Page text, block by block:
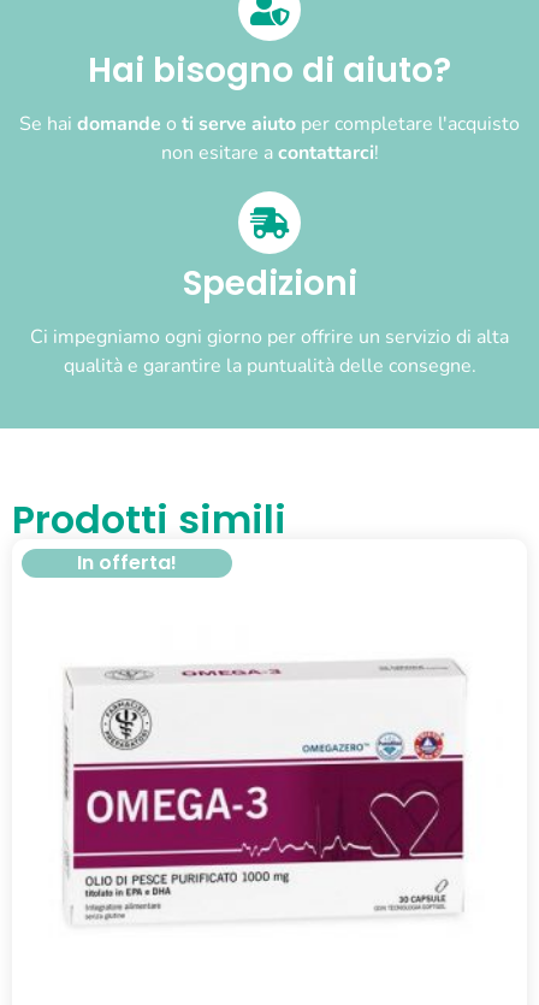
Hai bisogno di aiuto?
Se hai domande o ti serve aiuto per completare l'acquisto
non esitare acontattarci!
Spedizioni
Ci impegniamo ogni giorno per offrire un servizio di alta
qualità e garantire la puntualità delle consegne.
Prodotti simili
In offerta!